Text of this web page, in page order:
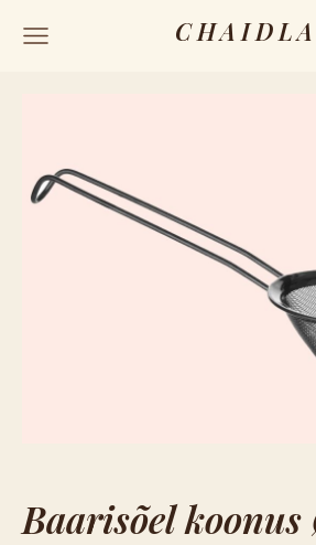
CHAIDLA
Baarisõel